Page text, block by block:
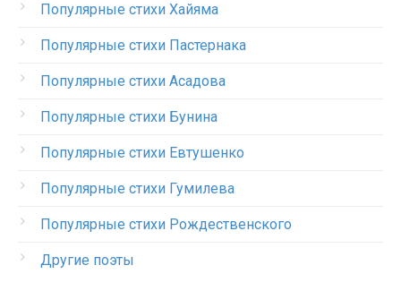
Популярные стихи Хайяма
Популярные стихи Пастернака
Популярные стихи Асадова
Популярные стихи Бунина
Популярные стихи Евтушенко
Популярные стихи Гумилева
Популярные стихи Рождественского
Другие поэты